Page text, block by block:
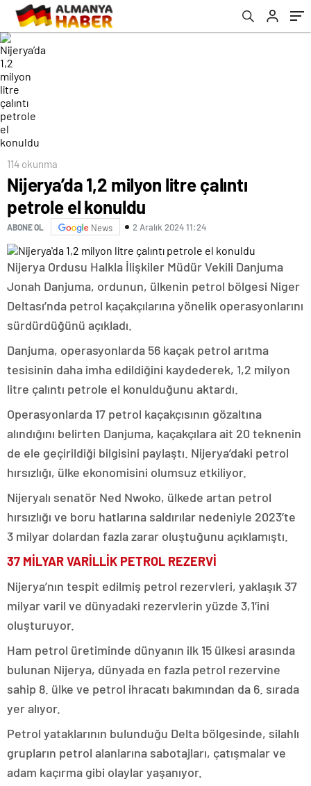
114 okunma
Nijerya’da 1,2 milyon litre çalıntı
petrole el konuldu
ABONE OL News 2 Aralık 2024 11:24
Nijerya Ordusu Halkla İlişkiler Müdür Vekili Danjuma
Jonah Danjuma, ordunun, ülkenin petrol bölgesi Niger
Deltası’nda petrol kaçakçılarına yönelik operasyonlarını
sürdürdüğünü açıkladı.
Danjuma, operasyonlarda 56 kaçak petrol arıtma
tesisinin daha imha edildiğini kaydederek, 1,2 milyon
litre çalıntı petrole el konulduğunu aktardı.
Operasyonlarda 17 petrol kaçakçısının gözaltına
alındığını belirten Danjuma, kaçakçılara ait 20 teknenin
de ele geçirildiği bilgisini paylaştı. Nijerya’daki petrol
hırsızlığı, ülke ekonomisini olumsuz etkiliyor.
Nijeryalı senatör Ned Nwoko, ülkede artan petrol
hırsızlığı ve boru hatlarına saldırılar nedeniyle 2023’te
3 milyar dolardan fazla zarar oluştuğunu açıklamıştı.
37 MİLYAR VARİLLİK PETROL REZERVİ
Nijerya’nın tespit edilmiş petrol rezervleri, yaklaşık 37
milyar varil ve dünyadaki rezervlerin yüzde 3,1’ini
oluşturuyor.
Ham petrol üretiminde dünyanın ilk 15 ülkesi arasında
bulunan Nijerya, dünyada en fazla petrol rezervine
sahip 8. ülke ve petrol ihracatı bakımından da 6. sırada
yer alıyor.
Petrol yataklarının bulunduğu Delta bölgesinde, silahlı
grupların petrol alanlarına sabotajları, çatışmalar ve
adam kaçırma gibi olaylar yaşanıyor.